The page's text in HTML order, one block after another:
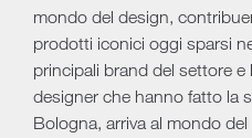
mondo del design,
prodotti iconici oggi sparsi
principali brand del settore e
designer che hanno fatto la
Bologna, arriva al mondo